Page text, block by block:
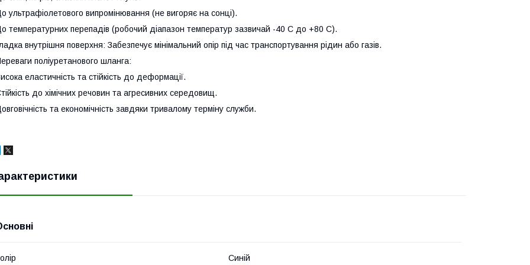
ультрафіолетового випромінювання (не вигоряє на сонці).
температурних перепадів (робочий діапазон температур зазвичай -40 C до +80 C).
внутрішня поверхня: Забезпечує мінімальний опір під час транспортування рідин або газів.
поліуретанового шланга:
еластичність та стійкість до деформації.
до хімічних речовин та агресивних середовищ.
та економічність завдяки тривалому терміну служби.
Синій